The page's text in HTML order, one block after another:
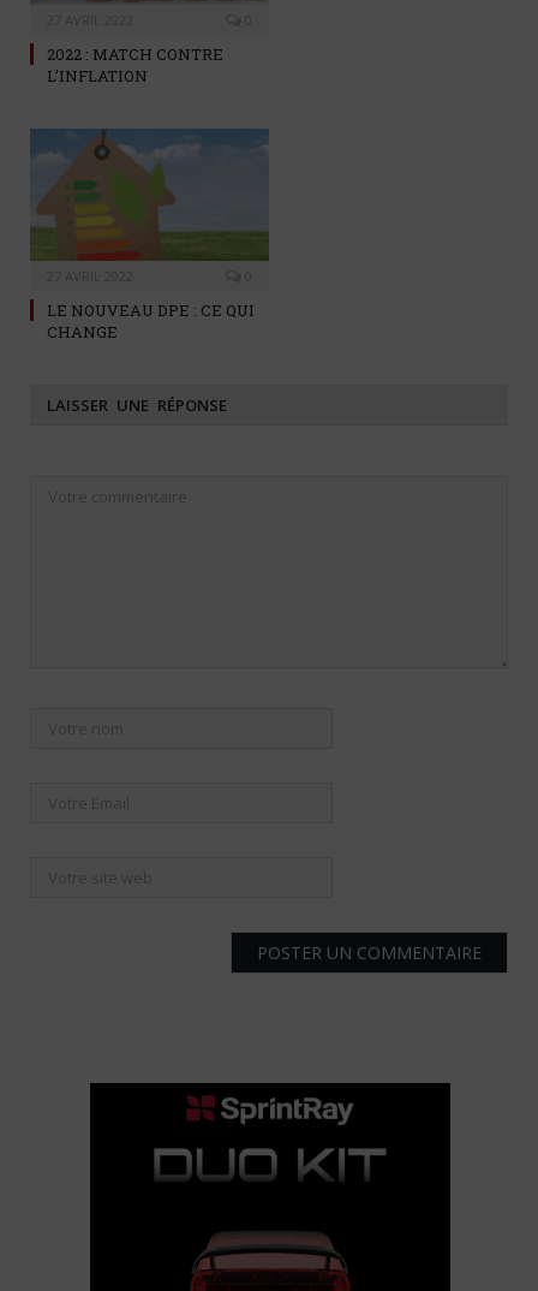
2022 : MATCH CONTRE
L’INFLATION
LE NOUVEAU DPE : CE QUI
CHANGE
LAISSER UNE RÉPONSE